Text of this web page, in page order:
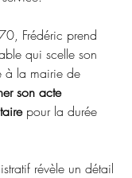
Frédéric prend
qui scelle son
à la mairie de
son acte
pour la durée
révèle un détail